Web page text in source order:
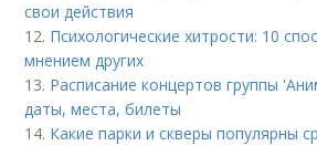
свои действия
12. Психологические хитрости: 10
мнением других
13. Расписание концертов группы
даты, места, билеты
14. Какие парки и скверы популярны